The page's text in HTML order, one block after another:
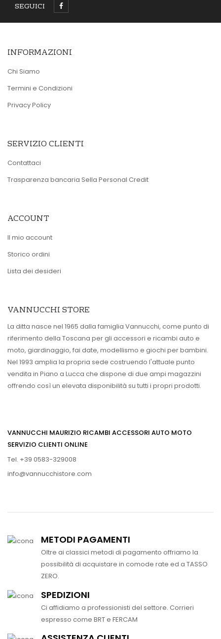
SEGUICI
INFORMAZIONI
Chi Siamo
Termini e Condizioni
Privacy Policy
SERVIZIO CLIENTI
Contattaci
Trasparenza bancaria Sella Personal Credit
ACCOUNT
Il mio account
Storico ordini
Lista dei desideri
VANNUCCHI STORE
La ditta nasce nel 1965 dalla famiglia Vannucchi, come punto di
riferimento della Toscana per gli accessori e ricambi auto e
moto, giardinaggio, fai date, modellismo e giochi per bambini.
Nel 1993 amplia la propria sede costruendo l'attuale punto
vendita in Piano a Lucca che dispone di due ampi magazzini
offrendo così un elevata disponibilità su tutti i propri prodotti.
VANNUCCHI MAURIZIO RICAMBI ACCESSORI AUTO MOTO
SERVIZIO CLIENTI ONLINE
Tel. +39 0583-329008
info@vannucchistore.com
METODI PAGAMENTI
Oltre ai classici metodi di pagamento offriamo la
possibilità di acquistare in comode rate ed a TASSO
ZERO.
SPEDIZIONI
Ci affidiamo a professionisti del settore. Corrieri
espresso come BRT e FERCAM